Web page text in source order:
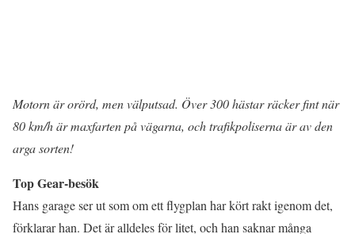
Motorn är orörd, men välputsad. Över 300 hästar räcker fint när
80 km/h är maxfarten på vägarna, och trafikpoliserna är av den
arga sorten!
Top Gear-besök
Hans garage ser ut som om ett flygplan har kört rakt igenom det,
förklarar han. Det är alldeles för litet, och han saknar många